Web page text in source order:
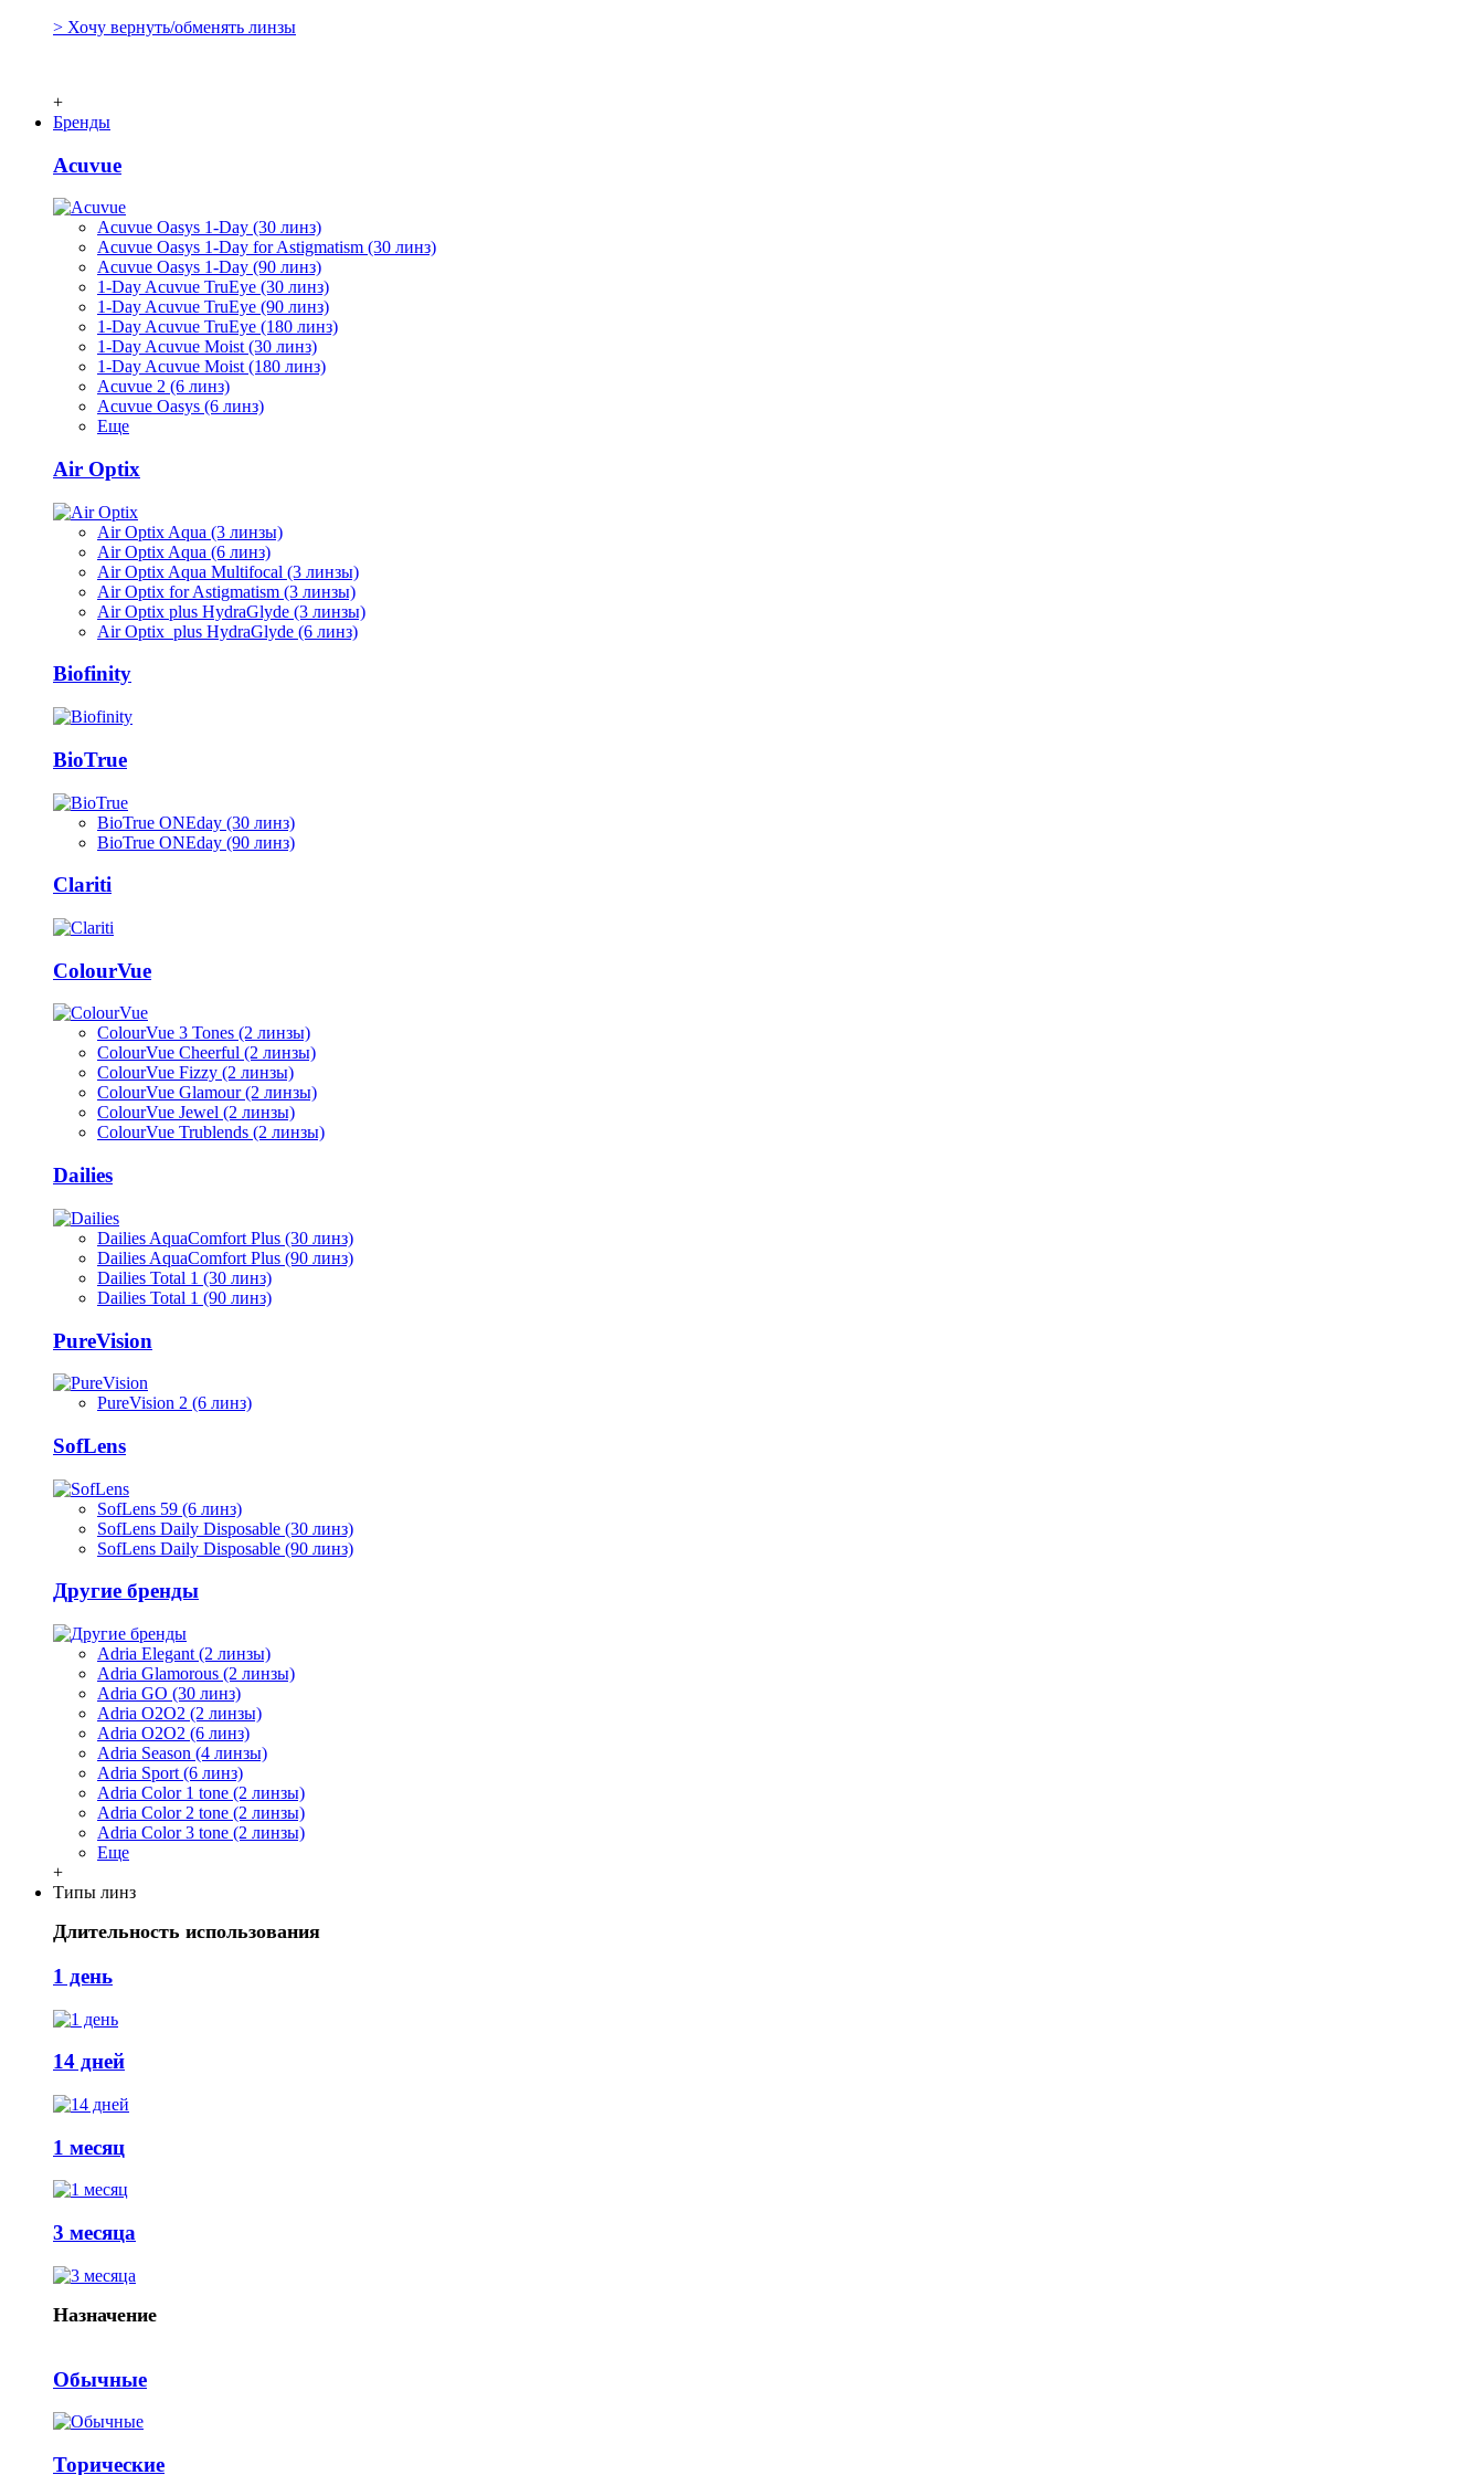
> Хочу вернуть/обменять линзы
+
Бренды
Acuvue
Acuvue Oasys 1-Day (30 линз)
Acuvue Oasys 1-Day for Astigmatism (30 линз)
Acuvue Oasys 1-Day (90 линз)
1-Day Acuvue TruEye (30 линз)
1-Day Acuvue TruEye (90 линз)
1-Day Acuvue TruEye (180 линз)
1-Day Acuvue Moist (30 линз)
1-Day Acuvue Moist (180 линз)
Acuvue 2 (6 линз)
Acuvue Oasys (6 линз)
Еще
Air Optix
Air Optix Aqua (3 линзы)
Air Optix Aqua (6 линз)
Air Optix Aqua Multifocal (3 линзы)
Air Optix for Astigmatism (3 линзы)
Air Optix plus HydraGlyde (3 линзы)
Air Optix plus HydraGlyde (6 линз)
Biofinity
BioTrue
BioTrue ONEday (30 линз)
BioTrue ONEday (90 линз)
Clariti
ColourVue
ColourVue 3 Tones (2 линзы)
ColourVue Cheerful (2 линзы)
ColourVue Fizzy (2 линзы)
ColourVue Glamour (2 линзы)
ColourVue Jewel (2 линзы)
ColourVue Trublends (2 линзы)
Dailies
Dailies AquaComfort Plus (30 линз)
Dailies AquaComfort Plus (90 линз)
Dailies Total 1 (30 линз)
Dailies Total 1 (90 линз)
PureVision
PureVision 2 (6 линз)
SofLens
SofLens 59 (6 линз)
SofLens Daily Disposable (30 линз)
SofLens Daily Disposable (90 линз)
Другие бренды
Adria Elegant (2 линзы)
Adria Glamorous (2 линзы)
Adria GO (30 линз)
Adria O2O2 (2 линзы)
Adria O2O2 (6 линз)
Adria Season (4 линзы)
Adria Sport (6 линз)
Adria Сolor 1 tone (2 линзы)
Adria Сolor 2 tone (2 линзы)
Adria Сolor 3 tone (2 линзы)
Еще
+
Типы линз
Длительность использования
1 день
14 дней
1 месяц
3 месяца
Назначение
Обычные
Торические